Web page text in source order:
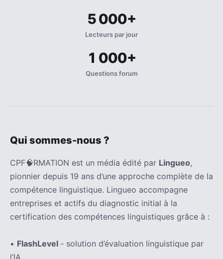
5 000+
Lecteurs par jour
1 000+
Questions forum
Qui sommes-nous ?
CPF🧠RMATION est un média édité par Lingueo,
pionnier depuis 19 ans d’une approche complète de la
compétence linguistique. Lingueo accompagne
entreprises et actifs du diagnostic initial à la
certification des compétences linguistiques grâce à :
• FlashLevel - solution d’évaluation linguistique par
l’IA